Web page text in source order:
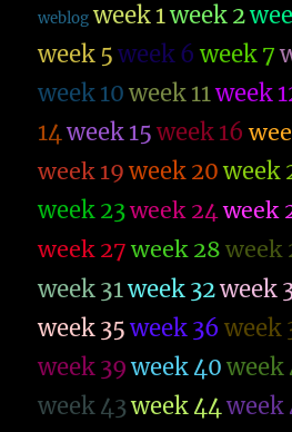
weblog week 1week 2
week 5 week 6 week 7
week 10 week 11week
14week 15 week 16
week 19 week 20 week
week 23week 24week
week 27 week 28 week
week 31week 32week
week 35 week 36 week
week 39 week 40 week
week 43week 44week